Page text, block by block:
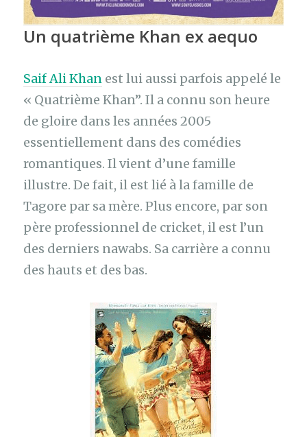
Un quatrième Khan ex aequo
Saif Ali Khan est lui aussi parfois appelé le
« Quatrième Khan”. Il a connu son heure
de gloire dans les années 2005
essentiellement dans des comédies
romantiques. Il vient d’une famille
illustre. De fait, il est lié à la famille de
Tagore par sa mère. Plus encore, par son
père professionnel de cricket, il est l’un
des derniers nawabs. Sa carrière a connu
des hauts et des bas.